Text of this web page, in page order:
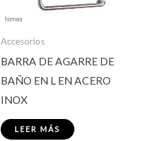
Accesorios
BARRA DE AGARRE DE
BAÑO EN L EN ACERO
INOX
LEER MÁS